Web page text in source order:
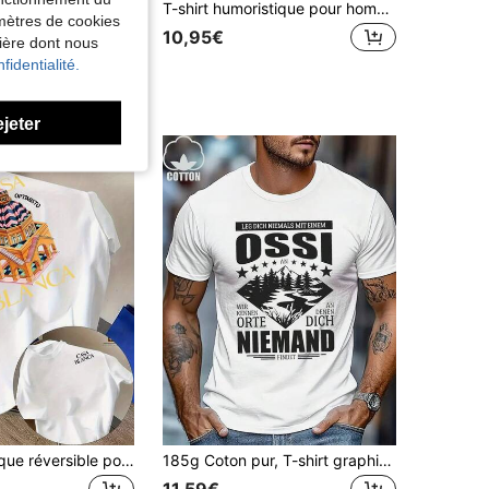
T-shirt humoristique pour hommes avec la phrase allemande "Problème ?" "Je ne vous entends pas." . . Impression de texte allemand - T-shirt en coton doux et respirant avec traduction allemand/anglais - Chemise décontractée et ample pour le port quotidien et les apprenants de l'allemand (lavable en machine), T-shirt pour hommes, T-shirt pour hommes, T-shirt humoristique pour hommes, vêtements pour hommes, chemises pour hommes, T-shirts humoristiques, T-shirt pour hommes, T-shirts humoristiques pour hommes, T-shirts humoristiques, probablement des chemises de Noël, T-shirts graphiques pour hommes, T-shirts humoristiques pour hommes
10,95€
T-shirt graphique réversible pour hommes - Design avec lettrage audacieux et impression architecturale - T-shirt streetwear ample - Chemise décontractée pour toute l'année pour les voyages et les loisirs - Top lavable en machine dans un style urbain, vêtements décontractés, vêtements de style de rue, tissu respirant 185g Coton pur, T-shirt graphique Ossi, T-shirt décontracté pour homme, coupe regular, saison d'été, confortable et respirant, idéal pour les activités extérieures, design unique
de cookies
dont nous